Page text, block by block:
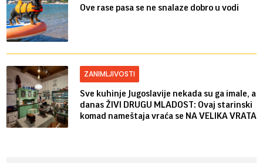
Ove rase pasa se ne snalaze dobro u vodi
ZANIMLJIVOSTI
Sve kuhinje Jugoslavije nekada su ga imale, a
danas ŽIVI DRUGU MLADOST: Ovaj starinski
komad nameštaja vraća se NA VELIKA VRATA